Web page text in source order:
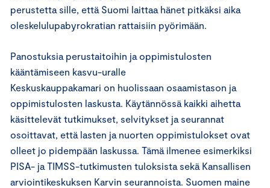
perustetta sille, että Suomi laittaa hänet pitkäksi aika
oleskelulupabyrokratian rattaisiin pyörimään.
Panostuksia perustaitoihin ja oppimistulosten
kääntämiseen kasvu-uralle
Keskuskauppakamari on huolissaan osaamistason ja
oppimistulosten laskusta. Käytännössä kaikki aihetta
käsittelevät tutkimukset, selvitykset ja seurannat
osoittavat, että lasten ja nuorten oppimistulokset ovat
olleet jo pidempään laskussa. Tämä ilmenee esimerkiksi
PISA- ja TIMSS-tutkimusten tuloksista sekä Kansallisen
arviointikeskuksen Karvin seurannoista. Suomen maine